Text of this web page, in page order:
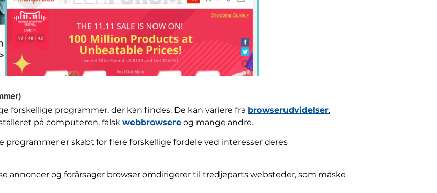
forskellige programmer, der kan findes. De kan variere fra browserudvidelser,
på computeren, falsk webbrowsere og mange andre.
er skabt for flere forskellige fordele ved interesser deres
annoncer og forårsager browser omdirigerer til tredjeparts websteder, som måske